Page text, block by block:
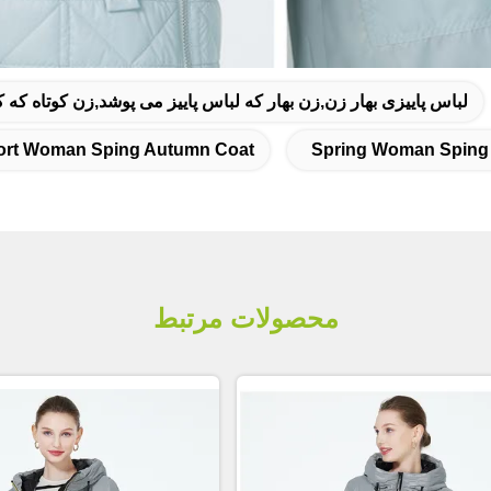
لباس پاییزی بهار زن,زن بهار که لباس پاییز می پوشد,زن کوتاه
Spring Woman
Woman Sping Autumn Coat
محصولات مرتبط